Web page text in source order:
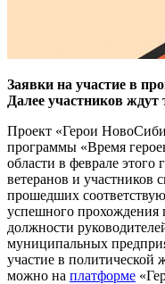
Заявки на участие в
Далее участников ждут
Проект «Герои
программы «Время
области в феврале этого
ветеранов и участников
прошедших
успешного прохождения
должности
муниципальных
участие в политической
можно на платформе